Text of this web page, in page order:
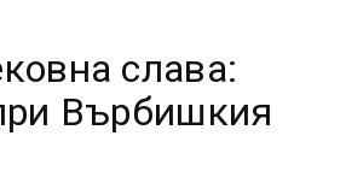
слава:
Върбишкия